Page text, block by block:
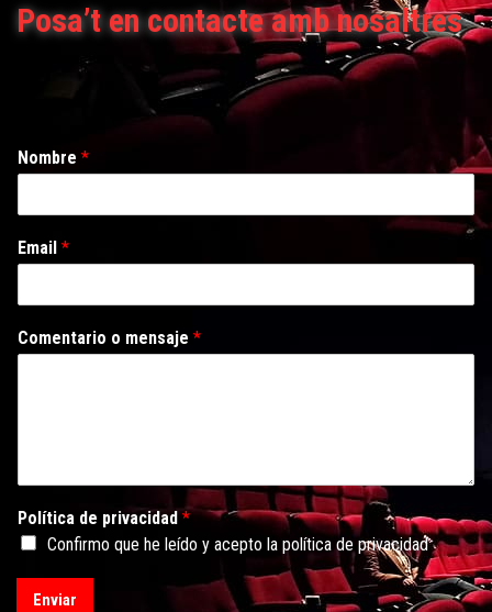
Posa’t en contacte amb nosaltres
Nombre *
Email *
Comentario o mensaje *
Política de privacidad*
Confirmo que he leído y acepto la política de privacidad
Enviar